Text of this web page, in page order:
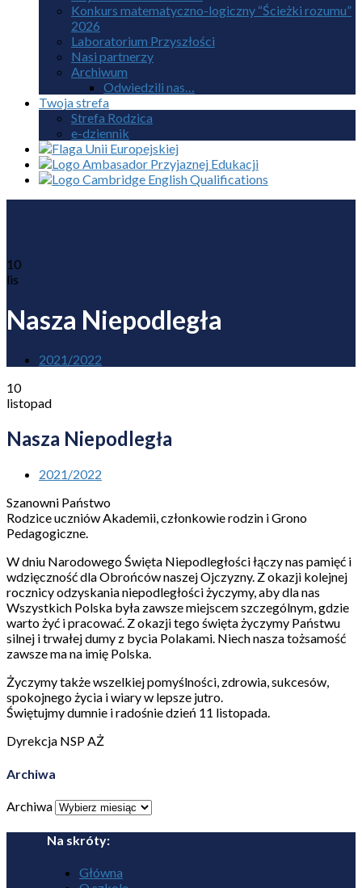
Konkurs matematyczno-logiczny “Ścieżki rozumu”
2026
Laboratorium Przyszłości
Nasi partnerzy
Archiwum
Odwiedzili nas…
Twoja strefa
Strefa Rodzica
e-dziennik
10
lis
Nasza Niepodległa
2021/2022
10
listopad
Nasza Niepodległa
2021/2022
Szanowni Państwo
Rodzice uczniów Akademii, członkowie rodzin i Grono
Pedagogiczne.
W dniu Narodowego Święta Niepodległości łączy nas pamięć i
wdzięczność dla Obrońców naszej Ojczyzny. Z okazji kolejnej
rocznicy odzyskania niepodległości życzymy, aby dla nas
Wszystkich Polska była zawsze miejscem szczególnym, gdzie
warto żyć i pracować. Z okazji tego święta życzymy Państwu
silnej i trwałej dumy z bycia Polakami. Niech nasza tożsamość
zawsze ma na imię Polska.
Życzymy także wszelkiej pomyślności, zdrowia, sukcesów,
spokojnego życia i wiary w lepsze jutro.
Świętujmy dumnie i radośnie dzień 11 listopada.
Dyrekcja NSP AŻ
Archiwa
Archiwa
Na skróty:
Główna